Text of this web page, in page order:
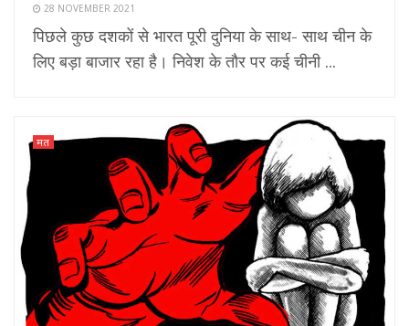
28 NOVEMBER 2021
पिछले कुछ दशकों से भारत पूरी दुनिया के साथ- साथ चीन के
लिए बड़ा बाजार रहा है। निवेश के तौर पर कई चीनी ...
मत